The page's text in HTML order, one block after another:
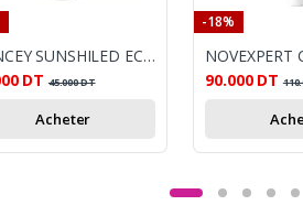
RONCEY SUNSHILED ECRAN PEUX SECHE 0.2 SP50+
DT 45.000DT
Acheter
-18%
90.000 DT